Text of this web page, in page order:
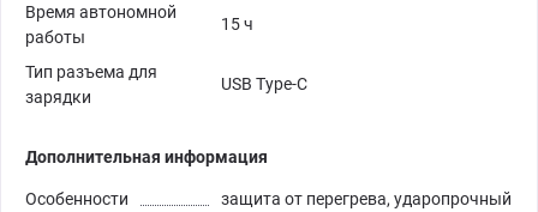
Время автономной
работы
15 ч
Тип разъема для
зарядки
USB Type-C
Дополнительная информация
Особенности
защита от перегрева, ударопрочный